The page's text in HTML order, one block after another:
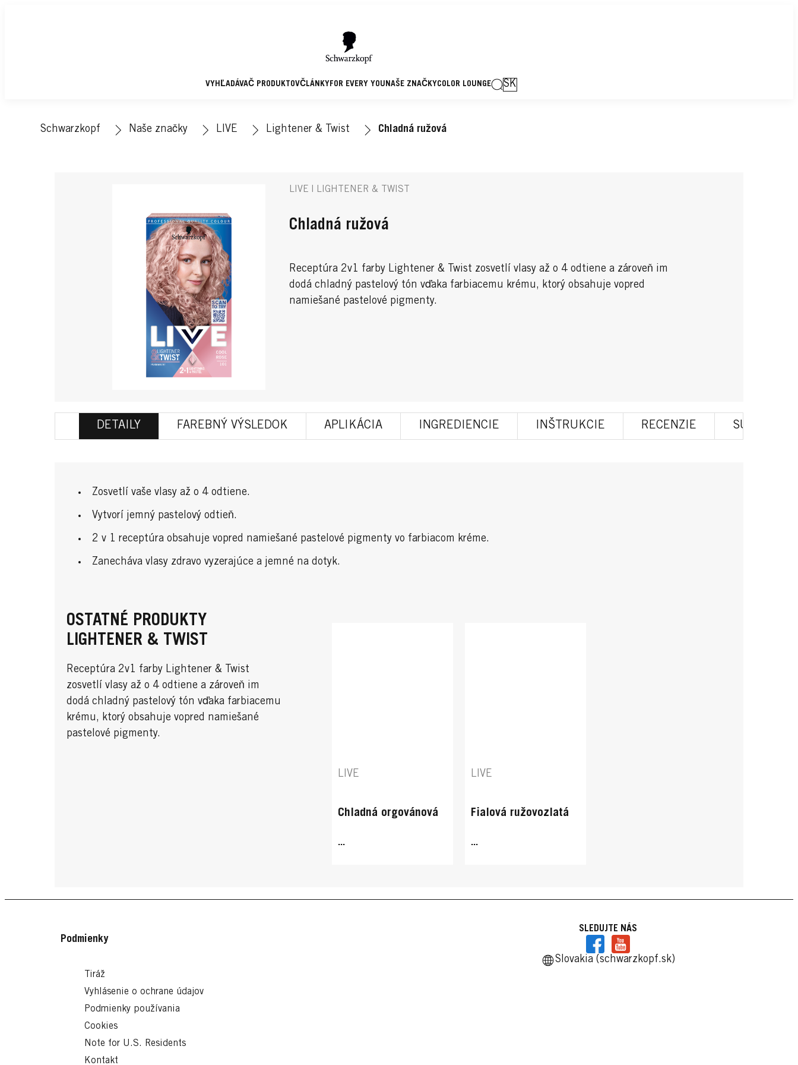
VYHĽADÁVAČ PRODUKTOVČLÁNKYFOR EVERY YOUNAŠE ZNAČKYCOLOR LOUNGE SK
Schwarzkopf Naše značky LIVE Lightener & Twist Chladná ružová
LIVE | LIGHTENER & TWIST
Chladná ružová
Receptúra 2v1 farby Lightener & Twist zosvetlí vlasy až o 4 odtiene a zároveň im
dodá chladný pastelový tón vďaka farbiacemu krému, ktorý obsahuje vopred
namiešané pastelové pigmenty.
DETAILY FAREBNÝ VÝSLEDOK APLIKÁCIA INGREDIENCIE INŠTRUKCIE RECENZIE SÚVISIACE
Zosvetlí vaše vlasy až o 4 odtiene.
Vytvorí jemný pastelový odtieň.
2 v 1 receptúra obsahuje vopred namiešané pastelové pigmenty vo farbiacom kréme.
Zanecháva vlasy zdravo vyzerajúce a jemné na dotyk.
OSTATNÉ PRODUKTY
LIGHTENER & TWIST
Receptúra 2v1 farby Lightener & Twist
zosvetlí vlasy až o 4 odtiene a zároveň im
dodá chladný pastelový tón vďaka farbiacemu
krému, ktorý obsahuje vopred namiešané
pastelové pigmenty.
LIVE
Chladná orgovánová
...
LIVE
Fialová ružovozlatá
...
Podmienky
Tiráž
Vyhlásenie o ochrane údajov
Podmienky používania
Cookies
Note for U.S. Residents
Kontakt
SLEDUJTE NÁS
Slovakia (schwarzkopf.sk)